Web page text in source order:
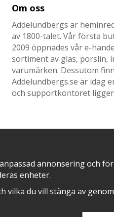
Om oss
Addelundbergs är
av 1800-talet. Vår första
2009 öppnades vår e-
sortiment av glas, porslin,
varumärken. Dessutom
Addelundbergs.se är idag
och supportkontoret ligger
annonsering och
enheter.
vilka du vill stänga av